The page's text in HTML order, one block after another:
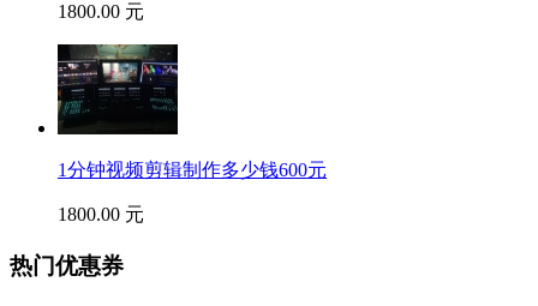
1800.00 元
1分钟视频剪辑制作多少钱600元
1800.00 元
热门优惠券